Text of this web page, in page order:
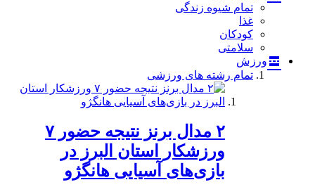
تمام شیوه زندگی
غذا
کودکان
سلامتی
ورزش
تمام رشته های ورزشی
۲ مدال برنز نتیجه حضور ۷
ورزشکار استان البرز در
بازی‌های آسیایی هانگژو